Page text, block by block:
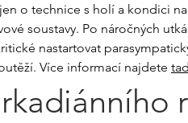
o technice s holí a kondici
soustavy. Po náročných
nastartovat
Více informací najdete